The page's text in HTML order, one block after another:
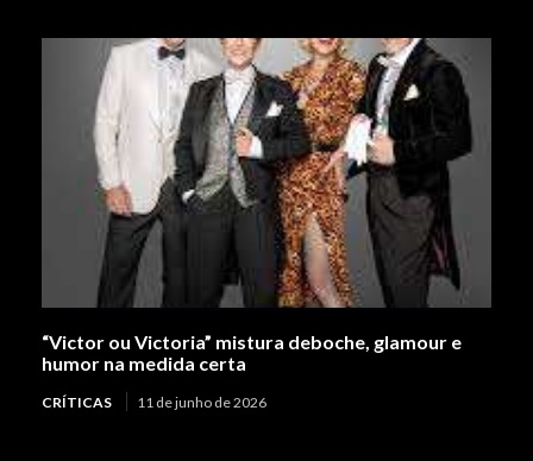
“Victor ou Victoria” mistura deboche, glamour e
humor na medida certa
CRÍTICAS 11 de junho de 2026